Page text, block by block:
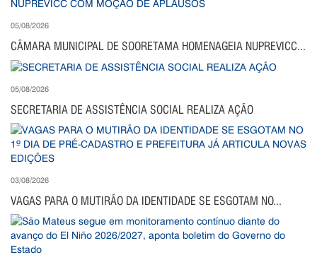
05/08/2026
CÂMARA MUNICIPAL DE SOORETAMA HOMENAGEIA NUPREVICC...
05/08/2026
SECRETARIA DE ASSISTÊNCIA SOCIAL REALIZA AÇÃO
03/08/2026
VAGAS PARA O MUTIRÃO DA IDENTIDADE SE ESGOTAM NO...